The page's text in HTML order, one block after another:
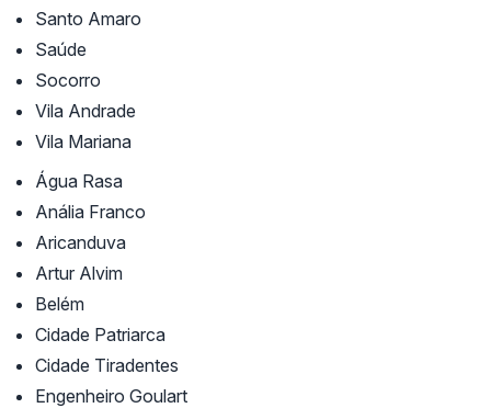
Santo Amaro
Saúde
Socorro
Vila Andrade
Vila Mariana
Água Rasa
Anália Franco
Aricanduva
Artur Alvim
Belém
Cidade Patriarca
Cidade Tiradentes
Engenheiro Goulart